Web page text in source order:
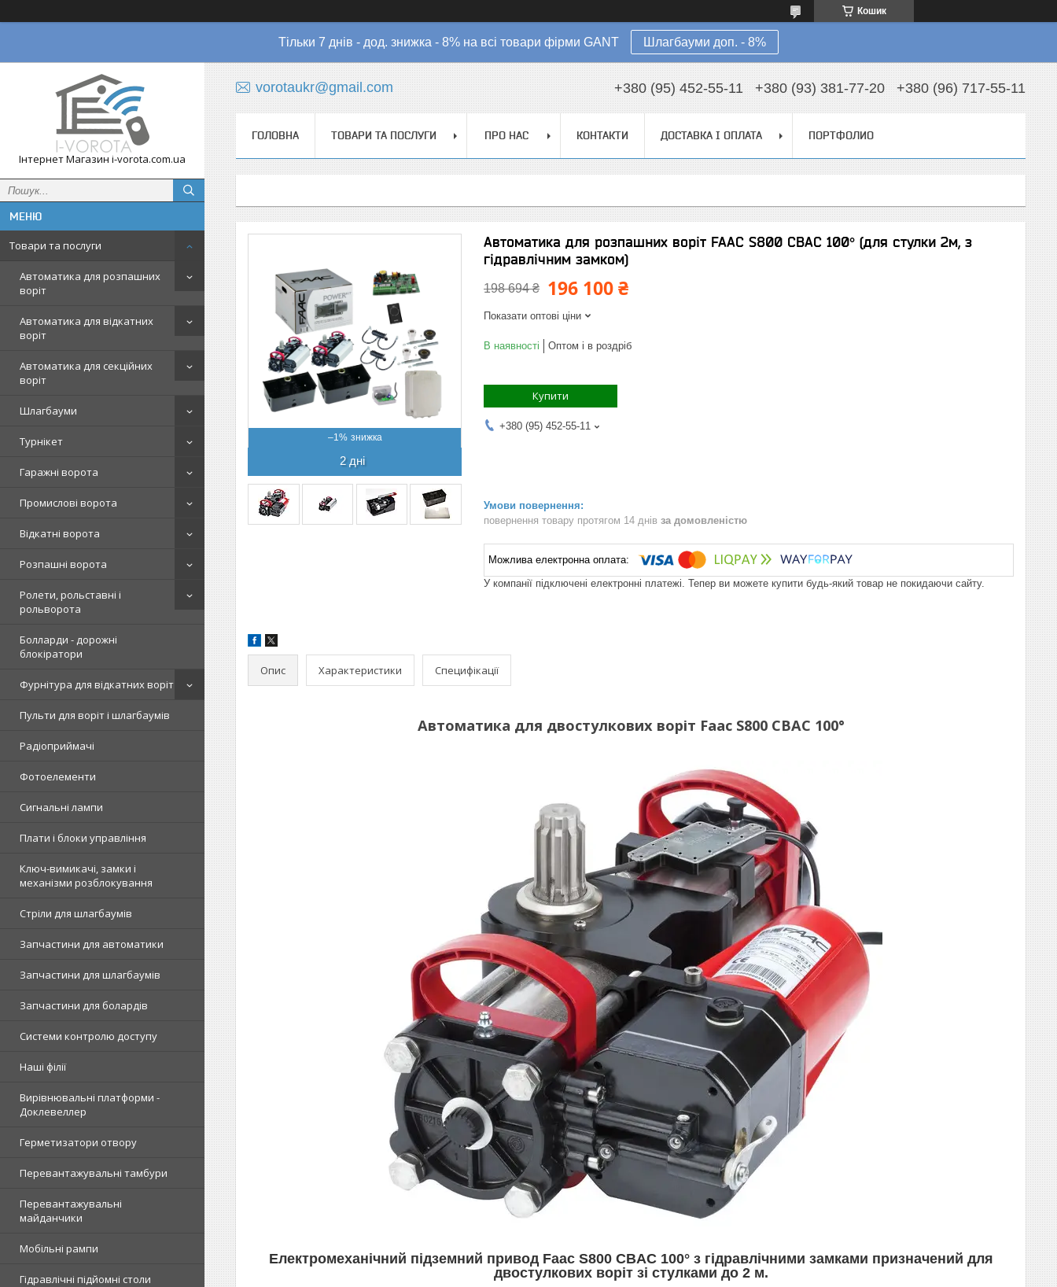
Кошик
Тільки 7 днів - дод. знижка - 8% на всі товари фірми GANT Шлагбауми доп. - 8%
Інтернет Магазин i-vorota.com.ua
Товари та послуги
Автоматика для розпашних
воріт
Автоматика для відкатних
воріт
Автоматика для секційних
воріт
Шлагбауми
Турнікет
Гаражні ворота
Промислові ворота
Відкатні ворота
Розпашні ворота
Ролети, рольставні і
рольворота
Болларди - дорожні
блокіратори
Фурнітура для відкатних воріт
Пульти для воріт і шлагбаумів
Радіоприймачі
Фотоелементи
Сигнальні лампи
Плати і блоки управління
Ключ-вимикачі, замки і
механізми розблокування
Стріли для шлагбаумів
Запчастини для автоматики
Запчастини для шлагбаумів
Запчастини для болардів
Системи контролю доступу
Наші філії
Вирівнювальні платформи -
Доклевеллер
Герметизатори отвору
Перевантажувальні тамбури
Перевантажувальні
майданчики
Мобільні рампи
Гідравлічні підйомні столи
vorotaukr@gmail.com +380 (95) 452-55-11 +380 (93) 381-77-20 +380 (96) 717-55-11
ГОЛОВНА ТОВАРИ ТА ПОСЛУГИ ПРО НАС КОНТАКТИ ДОСТАВКА І ОПЛАТА ПОРТФОЛИО
–1%
2 дні
Автоматика для розпашних воріт FAAC S800 CBAC 100° (для стулки 2м, з
гідравлічним замком)
198 694 ₴ 196 100 ₴
Показати оптові ціни
В наявності Оптом і в роздріб
Купити
+380 (95) 452-55-11
повернення товару протягом 14 днів за домовленістю
У компанії підключені електронні платежі. Тепер ви можете купити будь-який товар не покидаючи сайту.
Опис Характеристики Специфікації
Автоматика для двостулкових воріт Faac S800 CBAC 100°
Електромеханічний підземний привод Faac S800 CBAC 100° з гідравлічними замками призначений для
двостулкових воріт зі стулками до 2 м.